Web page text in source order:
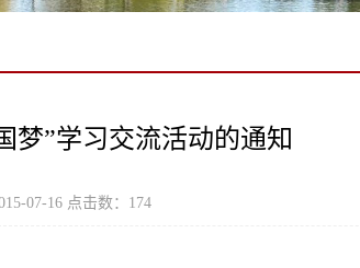
梦”学习交流活动的通知
07-16 点击数： 174